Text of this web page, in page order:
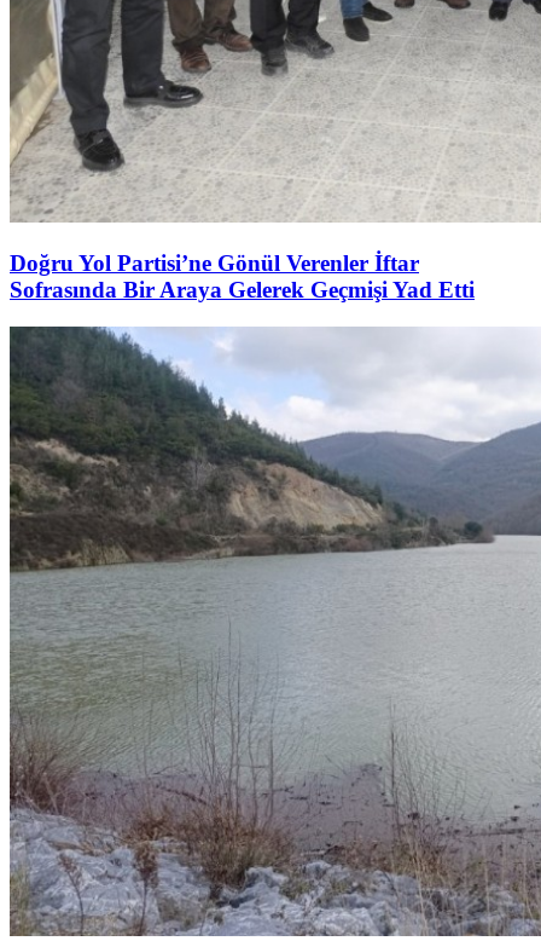
Doğru Yol Partisi’ne Gönül Verenler İftar
Sofrasında Bir Araya Gelerek Geçmişi Yad Etti